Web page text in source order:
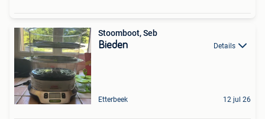
Stoomboot, Seb
Bieden Details
Etterbeek 12 jul 26